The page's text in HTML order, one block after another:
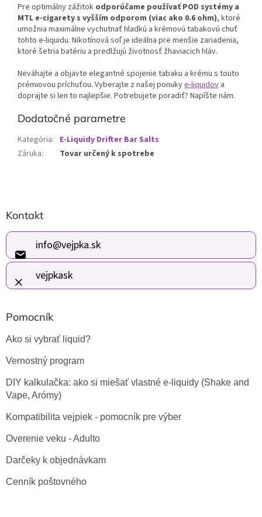
Pre optimálny zážitok odporúčame používať POD systémy a
MTL e-cigarety s vyšším odporom (viac ako 0.6 ohm), ktoré
umožnia maximálne vychutnať hladkú a krémovú tabakovú chuť
tohto e-liquidu. Nikotínová soľ je ideálna pre menšie zariadenia,
ktoré šetria batériu a predlžujú životnosť žhaviacich hláv.
Neváhajte a objavte elegantné spojenie tabaku a krému s touto
prémiovou príchuťou. Vyberajte z našej ponukye-liquidov a
doprajte si len to najlepšie. Potrebujete poradiť? Napíšte nám.
Dodatočné parametre
Kategória: E-Liquidy Drifter Bar Salts
Záruka: Tovar určený k spotrebe
á
p
t
i
e
Kontakt
info@vejpka.sk
vejpkask
Pomocník
Ako si vybrať liquid?
Vernostný program
DIY kalkulačka: ako si miešať vlastné e-liquidy (Shake and
Vape, Arómy)
Kompatibilita vejpiek - pomocník pre výber
Overenie veku - Adulto
Darčeky k objednávkam
Cenník poštovného